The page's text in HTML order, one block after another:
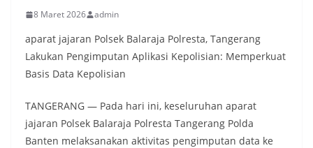
8 Maret 2026 admin
aparat jajaran Polsek Balaraja Polresta, Tangerang
Lakukan Pengimputan Aplikasi Kepolisian: Memperkuat
Basis Data Kepolisian
TANGERANG — Pada hari ini, keseluruhan aparat
jajaran Polsek Balaraja Polresta Tangerang Polda
Banten melaksanakan aktivitas pengimputan data ke